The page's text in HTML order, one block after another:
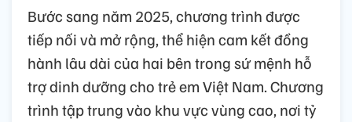
Bước sang năm 2025, chương trình được
tiếp nối và mở rộng, thể hiện cam kết đồng
hành lâu dài của hai bên trong sứ mệnh hỗ
trợ dinh dưỡng cho trẻ em Việt Nam. Chương
trình tập trung vào khu vực vùng cao, nơi tỷ